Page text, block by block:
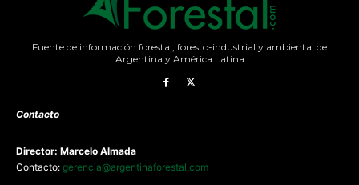
Fuente de información forestal, foresto-industrial y ambiental de
Argentina y América Latina
Contacto
Director: Marcelo Almada
Contacto: gerencia@argentinaforestal.com